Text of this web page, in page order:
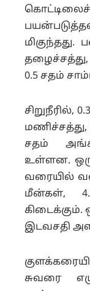
கொட்டிலைச்
மிகுந்தது.
தழைச்சத்து,
0.5 சதம்
சிறுநீரில்,
மணிச்சத்து,
சதம்
உள்ளன.
வரையில்
மீன்கள்,
கிடைக்கும்.
இடவசதி
சுவரை